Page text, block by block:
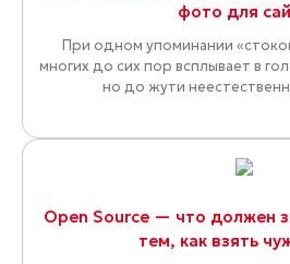
фото для
При одном упоминании
многих до сих пор всплывает в
но до жути
Open Source — что должен
тем, как взять